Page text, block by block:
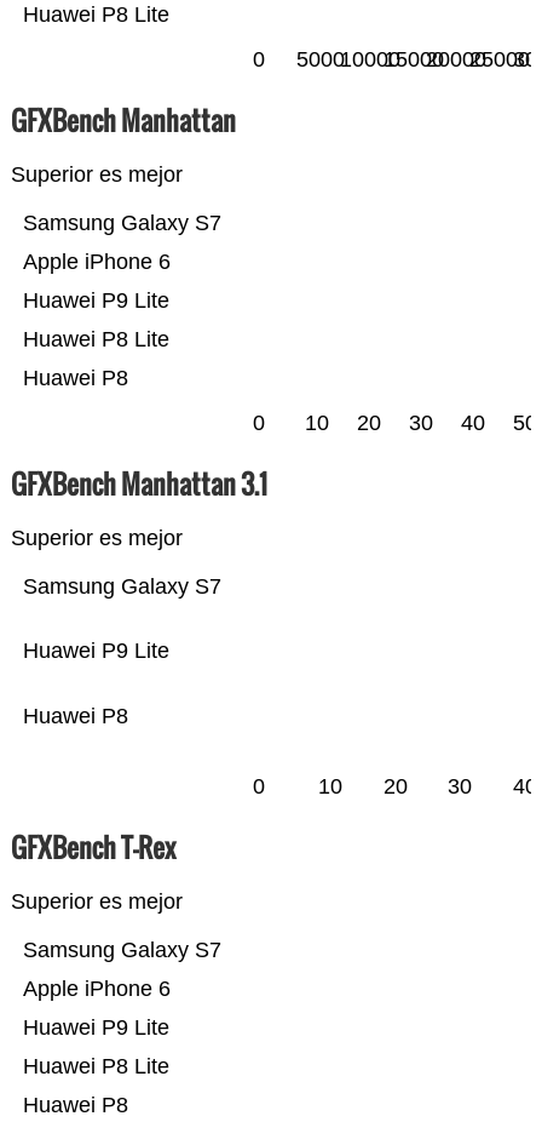
Huawei P8 Lite
0 500010000150002000025000
GFXBench Manhattan
Superior es mejor
Huawei P8
Huawei P8 Lite
Huawei P9 Lite
Apple iPhone 6
Samsung Galaxy S7
0 10 20 30 40 50
GFXBench Manhattan 3.1
Superior es mejor
Huawei P8
Huawei P9 Lite
Samsung Galaxy S7
0 10 20 30 40
GFXBench T-Rex
Superior es mejor
Huawei P8
Huawei P8 Lite
Huawei P9 Lite
Apple iPhone 6
Samsung Galaxy S7